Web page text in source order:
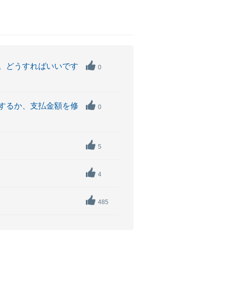
どうすればいいです
0
るか、支払金額を修
0
5
4
485